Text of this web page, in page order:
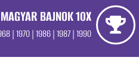
MAGYAR BAJNOK 10X
| 1970 | 1986 | 1987 | 1990